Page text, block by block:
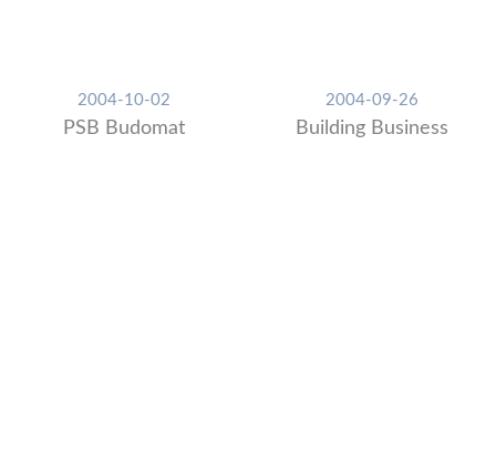
2004-10-02
PSB Budomat
2004-09-26
Building Business